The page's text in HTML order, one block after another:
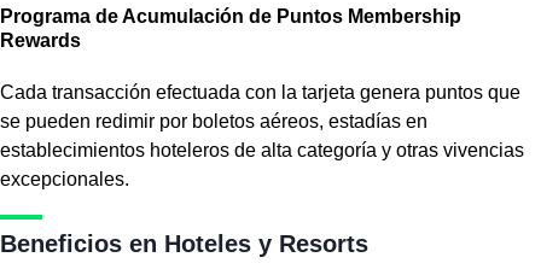
Programa de Acumulación de Puntos Membership
Rewards
Cada transacción efectuada con la tarjeta genera puntos que
se pueden redimir por boletos aéreos, estadías en
establecimientos hoteleros de alta categoría y otras vivencias
excepcionales.
Beneficios en Hoteles y Resorts